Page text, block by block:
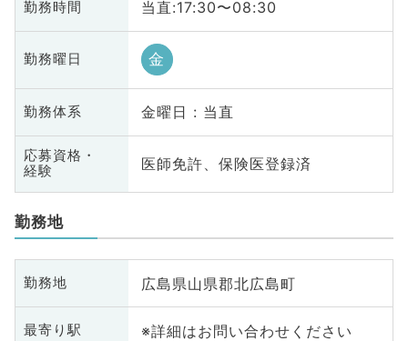
勤務時間 当直:17:30〜08:30
勤務曜日 金
勤務体系 金曜日 : 当直
応募資格・
経験
医師免許、保険医登録済
勤務地
勤務地 広島県山県郡北広島町
最寄り駅 ※詳細はお問い合わせください